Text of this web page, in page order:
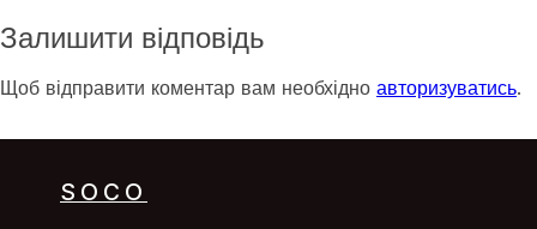
Залишити відповідь
Щоб відправити коментар вам необхідно авторизуватись.
SOCO